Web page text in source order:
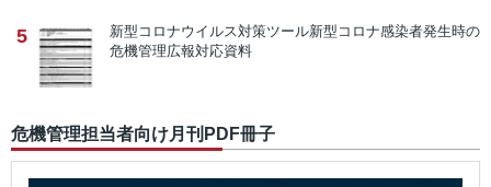
5 新型コロナウイルス対策ツール新型コロナ感染者発生時の
危機管理広報対応資料
危機管理担当者向け月刊PDF冊子